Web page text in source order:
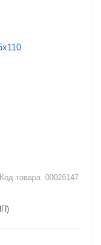
Код товара: 00026147